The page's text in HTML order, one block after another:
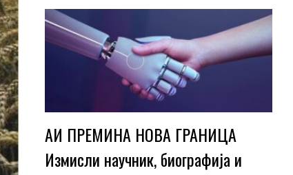
АИ ПРЕМИНА НОВА ГРАНИЦА
Измисли научник, биографија и